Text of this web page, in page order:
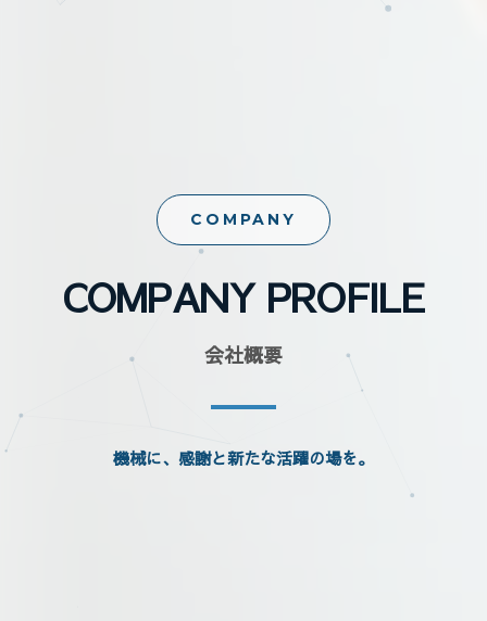
COMPANY
COMPANY PROFILE
会社概要
機械に、感謝と新たな活躍の場を。